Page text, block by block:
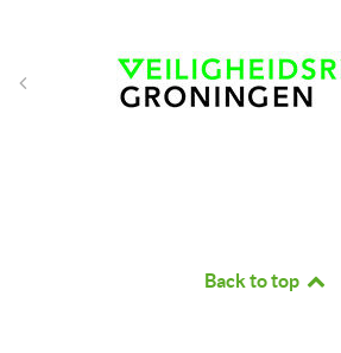
Back to top